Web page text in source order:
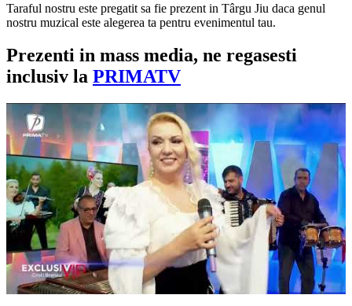
Taraful nostru este pregatit sa fie prezent in Târgu Jiu daca genul
nostru muzical este alegerea ta pentru evenimentul tau.
Prezenti in mass media, ne regasesti
inclusiv la PRIMATV